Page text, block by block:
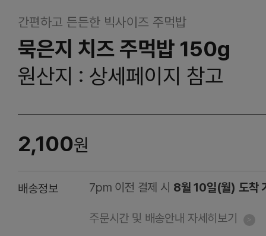
간편하고 든든한 빅사이즈 주먹밥
묵은지 치즈 주먹밥 150g
원산지 : 상세페이지 참고
2,100원
배송정보 7pm 이전 결제 시 8월 10일(월) 도착
주문시간 및 배송안내 자세히보기